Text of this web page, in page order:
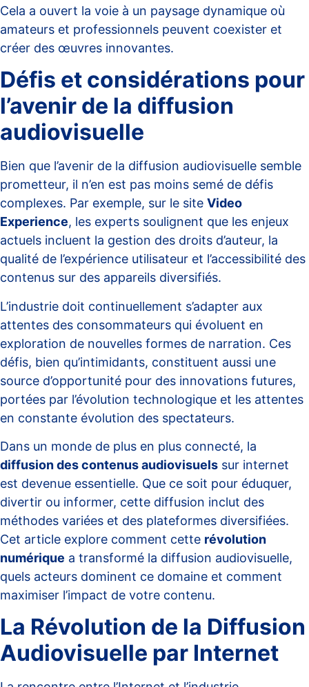
Cela a ouvert la voie à un paysage dynamique où
amateurs et professionnels peuvent coexister et
créer des œuvres innovantes.
Défis et considérations pour
l’avenir de la diffusion
audiovisuelle
Bien que l’avenir de la diffusion audiovisuelle semble
prometteur, il n’en est pas moins semé de défis
complexes. Par exemple, sur le site Video
Experience, les experts soulignent que les enjeux
actuels incluent la gestion des droits d’auteur, la
qualité de l’expérience utilisateur et l’accessibilité des
contenus sur des appareils diversifiés.
L’industrie doit continuellement s’adapter aux
attentes des consommateurs qui évoluent en
exploration de nouvelles formes de narration. Ces
défis, bien qu’intimidants, constituent aussi une
source d’opportunité pour des innovations futures,
portées par l’évolution technologique et les attentes
en constante évolution des spectateurs.
Dans un monde de plus en plus connecté, la
diffusion des contenus audiovisuels sur internet
est devenue essentielle. Que ce soit pour éduquer,
divertir ou informer, cette diffusion inclut des
méthodes variées et des plateformes diversifiées.
Cet article explore comment cette révolution
numérique a transformé la diffusion audiovisuelle,
quels acteurs dominent ce domaine et comment
maximiser l’impact de votre contenu.
La Révolution de la Diffusion
Audiovisuelle par Internet